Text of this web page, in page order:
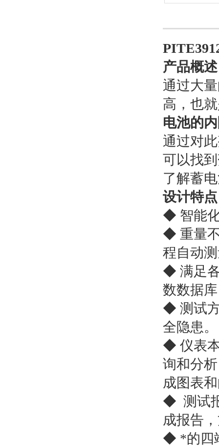
产品概
通过大
高，也
电池的
通过对
可以找
了解蓄
设计特
◆ 智能
◆ 重量
程自动
◆ 满足
数数据
◆ 测试
全隐患。
◆ 仪表
询和分
成图表
◆ 测试
成报告
◆ *的四